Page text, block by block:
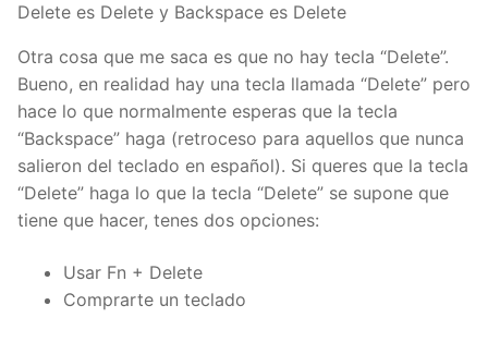
Delete es Delete y Backspace es Delete
Otra cosa que me saca es que no hay tecla “Delete”.
Bueno, en realidad hay una tecla llamada “Delete” pero
hace lo que normalmente esperas que la tecla
“Backspace” haga (retroceso para aquellos que nunca
salieron del teclado en español). Si queres que la tecla
“Delete” haga lo que la tecla “Delete” se supone que
tiene que hacer, tenes dos opciones:
Usar Fn + Delete
Comprarte un teclado